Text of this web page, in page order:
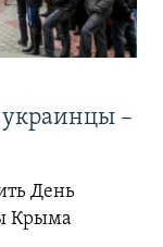
–
День
Крыма